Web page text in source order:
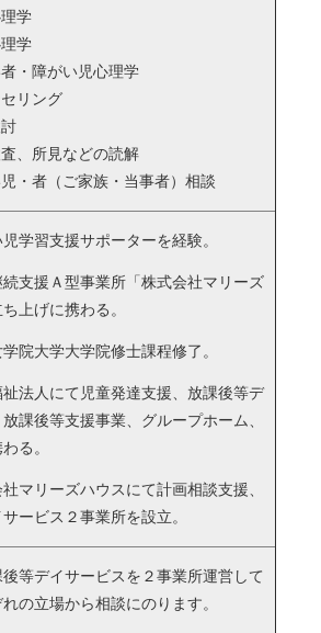
学
学
・障がい児心理学
リング
、所見などの読解
・者（ご家族・当事者）相談
習支援サポーターを経験。
援Ａ型事業所「株式会社マリーズ
上げに携わる。
大学大学院修士課程修了。
人にて児童発達支援、放課後等デ
課後等支援事業、グループホーム、
る。
リーズハウスにて計画相談支援、
ービス２事業所を設立。
後等デイサービスを２事業所運営して
の立場から相談にのります。